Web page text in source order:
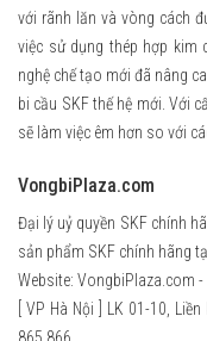
với rãnh lăn và vòng cách
việc sử dụng thép hợp
nghệ chế tạo mới đã nâng
bi cầu SKF thế hệ mới. Với
sẽ làm việc êm hơn so với
VongbiPlaza.com
Đại lý uỷ quyền SKF chính
sản phẩm SKF chính hãng
Website: VongbiPlaza.com -
[ VP Hà Nội ] LK 01-10,